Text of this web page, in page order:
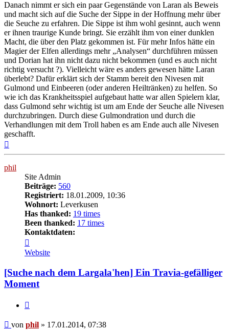
Danach nimmt er sich ein paar Gegenstände von Laran als Beweis
und macht sich auf die Suche der Sippe in der Hoffnung mehr über
die Seuche zu erfahren. Die Sippe ist ihm wohl gesinnt, auch wenn
er ihnen traurige Kunde bringt. Sie erzählt ihm von einer dunklen
Macht, die über den Platz gekommen ist. Für mehr Infos hätte ein
Magier der Elfen allerdings mehr „Analysen“ durchführen müssen
und Dorian hat ihn nicht dazu nicht bekommen (und es auch nicht
richtig versucht ?). Vielleicht wäre es anders gewesen hätte Laran
überlebt? Dafür erklärt sich der Stamm bereit den Nivesen mit
Gulmond und Einbeeren (oder anderen Heiltränken) zu helfen. So
wie ich das Krankheitsspiel aufgebaut hatte war allen Spielern klar,
dass Gulmond sehr wichtig ist um am Ende der Seuche alle Nivesen
durchzubringen. Durch diese Gulmondration und durch die
Verhandlungen mit dem Troll haben es am Ende auch alle Nivesen
geschafft.
phil
Site Admin
Beiträge: 560
Registriert: 18.01.2009, 10:36
Wohnort: Leverkusen
Has thanked: 19 times
Been thanked: 17 times
Kontaktdaten:
von
phil
Website
[Suche nach dem Largala'hen] Ein Travia-gefälliger
Moment
Beitrag
von phil » 17.01.2014, 07:38